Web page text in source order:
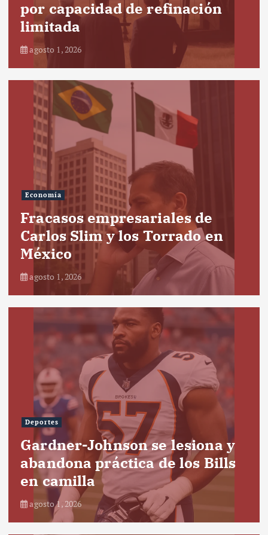
por capacidad de refinación
limitada
agosto 1, 2026
Economía
Fracasos empresariales de
Carlos Slim y los Torrado en
México
agosto 1, 2026
Deportes
Gardner-Johnson se lesiona y
abandona práctica de los Bills
en camilla
agosto 1, 2026